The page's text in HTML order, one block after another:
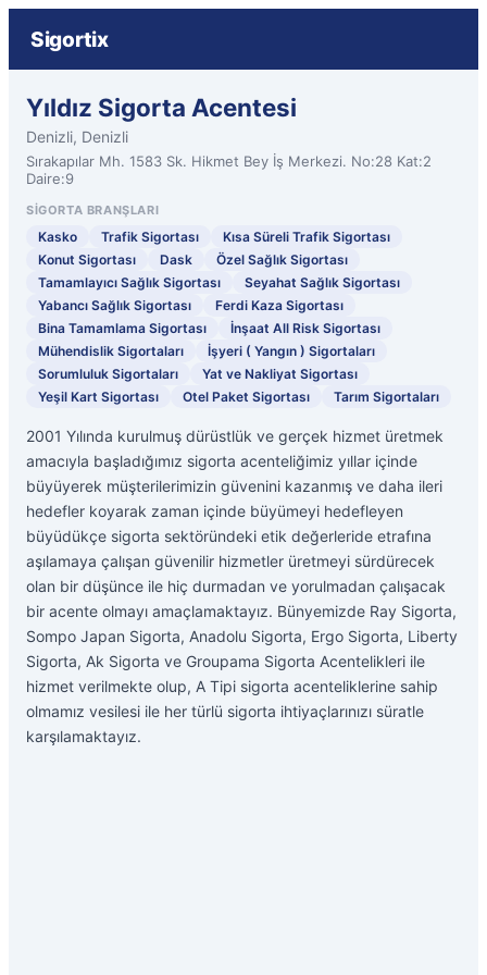
Sigortix
Yıldız Sigorta Acentesi
Denizli, Denizli
Sırakapılar Mh. 1583 Sk. Hikmet Bey İş Merkezi. No:28 Kat:2
Daire:9
SIGORTA BRANŞLARI
Kasko Trafik Sigortası
Kısa Süreli Trafik Sigortası
Konut Sigortası
Dask
Özel Sağlık Sigortası
Tamamlayıcı Sağlık Sigortası
Seyahat Sağlık Sigortası
Yabancı Sağlık Sigortası
Ferdi Kaza Sigortası
Bina Tamamlama Sigortası
İnşaat All Risk Sigortası
Mühendislik Sigortaları
İşyeri ( Yangın ) Sigortaları
Sorumluluk Sigortaları
Yat ve Nakliyat Sigortası
Yeşil Kart Sigortası
Otel Paket Sigortası Tarım Sigortaları
2001 Yılında kurulmuş dürüstlük ve gerçek hizmet üretmek
amacıyla başladığımız sigorta acenteliğimiz yıllar içinde
büyüyerek müşterilerimizin güvenini kazanmış ve daha ileri
hedefler koyarak zaman içinde büyümeyi hedefleyen
büyüdükçe sigorta sektöründeki etik değerleride etrafına
aşılamaya çalışan güvenilir hizmetler üretmeyi sürdürecek
olan bir düşünce ile hiç durmadan ve yorulmadan çalışacak
bir acente olmayı amaçlamaktayız. Bünyemizde Ray Sigorta,
Sompo Japan Sigorta, Anadolu Sigorta, Ergo Sigorta, Liberty
Sigorta, Ak Sigorta ve Groupama Sigorta Acentelikleri ile
hizmet verilmekte olup, A Tipi sigorta acenteliklerine sahip
olmamız vesilesi ile her türlü sigorta ihtiyaçlarınızı süratle
karşılamaktayız.